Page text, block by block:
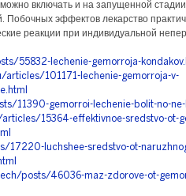
включать и на запущенной
Побочных эффектов лекарство
реакции при индивидуальной
55832-lechenie-gemorroja-
101171-lechenie-gemorroja-v-
11390-gemorroi-lechenie-bolit-no-
15364-effektivnoe-sredstvo-ot-
17220-luchshee-sredstvo-ot-
posts/46036-maz-zdorove-ot-